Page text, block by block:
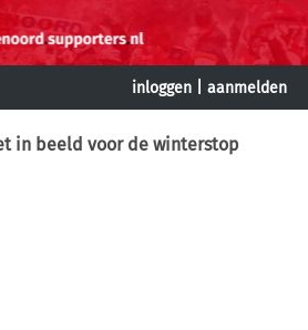
inloggen aanmelden
in beeld voor de winterstop